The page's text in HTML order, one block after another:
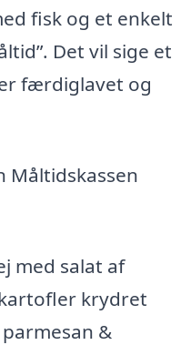
fisk og et enkelt
Det vil sige et
færdiglavet og
Måltidskassen
med salat af
krydret
&